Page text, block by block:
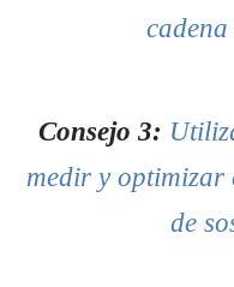
Consejo 3:
medir y optimizar
de